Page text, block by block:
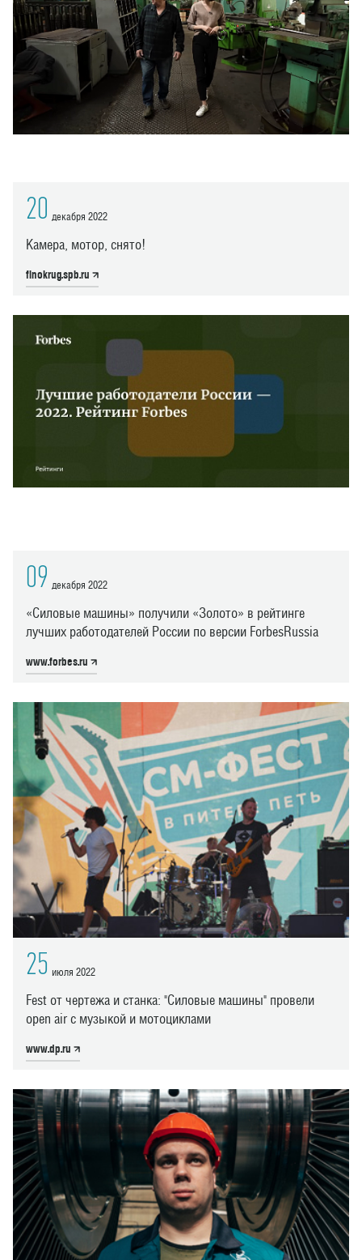
20 декабря 2022
Камера, мотор, снято!
finokrug.spb.ru
09 декабря 2022
«Силовые машины» получили «Золото» в рейтинге
лучших работодателей России по версии ForbesRussia
www.forbes.ru
25 июля 2022
Fest от чертежа и станка: "Силовые машины" провели
open air с музыкой и мотоциклами
www.dp.ru